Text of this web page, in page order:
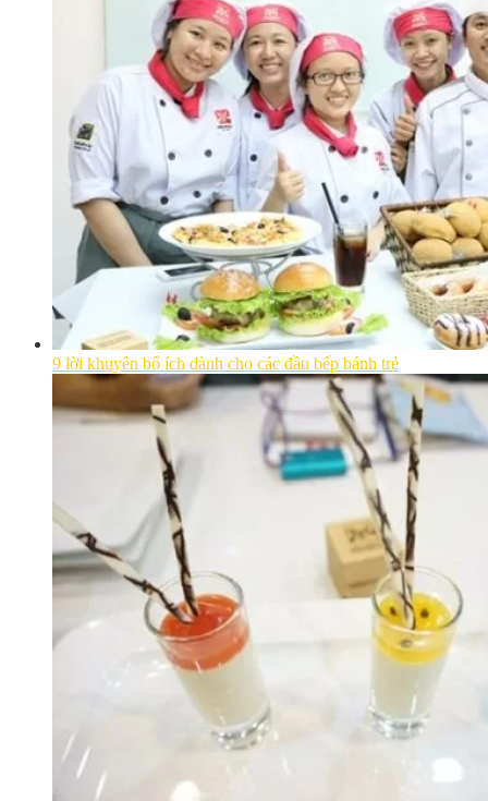
9 lời khuyên bổ ích dành cho các đầu bếp bánh trẻ